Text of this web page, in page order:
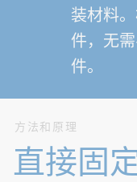
装材料
件，无
件。
方法和原理
直接固